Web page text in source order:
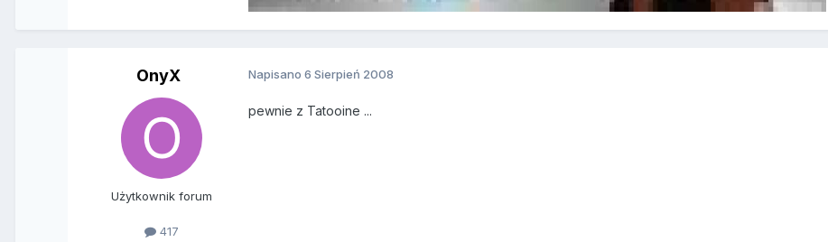
OnyX
Użytkownik forum
417
Napisano6 Sierpień 2008
pewnie z Tatooine ...